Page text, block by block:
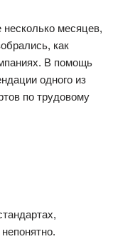
месяцев,
как
В помощь
одного из
по трудовому